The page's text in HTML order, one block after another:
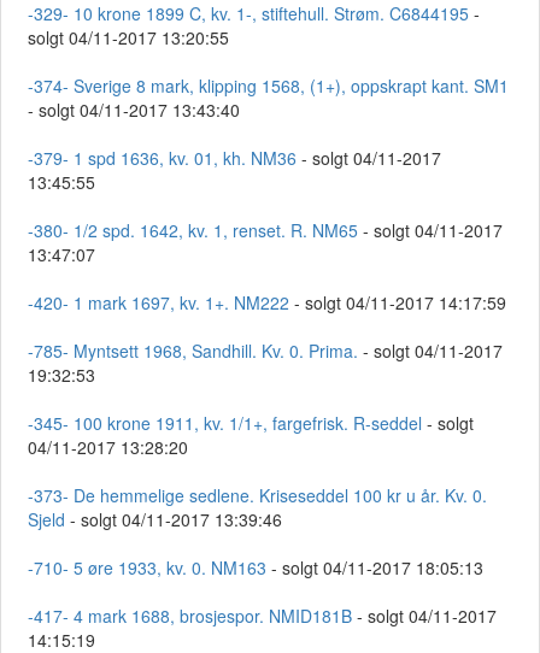
-329- 10 krone 1899 C, kv. 1-, stiftehull. Strøm. C6844195 -
solgt 04/11-2017 13:20:55
-374- Sverige 8 mark, klipping 1568, (1+), oppskrapt kant. SM1
- solgt 04/11-2017 13:43:40
-379- 1 spd 1636, kv. 01, kh. NM36 - solgt 04/11-2017
13:45:55
-380- 1/2 spd. 1642, kv. 1, renset. R. NM65 - solgt 04/11-2017
13:47:07
-420- 1 mark 1697, kv. 1+. NM222 - solgt 04/11-2017 14:17:59
-785- Myntsett 1968, Sandhill. Kv. 0. Prima. - solgt 04/11-2017
19:32:53
-345- 100 krone 1911, kv. 1/1+, fargefrisk. R-seddel - solgt
04/11-2017 13:28:20
-373- De hemmelige sedlene. Kriseseddel 100 kr u år. Kv. 0.
Sjeld - solgt 04/11-2017 13:39:46
-710- 5 øre 1933, kv. 0. NM163 - solgt 04/11-2017 18:05:13
-417- 4 mark 1688, brosjespor. NMID181B - solgt 04/11-2017
14:15:19